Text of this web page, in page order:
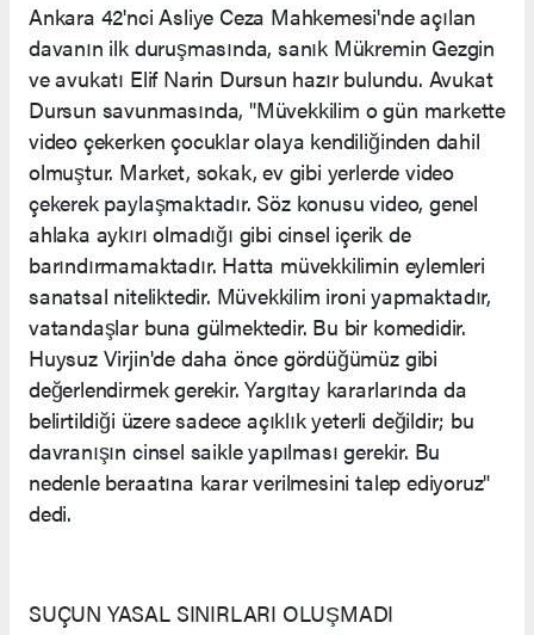
Ankara 42'nci Asliye Ceza Mahkemesi'nde açılan
davanın ilk duruşmasında, sanık Mükremin Gezgin
ve avukatı Elif Narin Dursun hazır bulundu. Avukat
Dursun savunmasında, "Müvekkilim o gün markette
video çekerken çocuklar olaya kendiliğinden dahil
olmuştur. Market, sokak, ev gibi yerlerde video
çekerek paylaşmaktadır. Söz konusu video, genel
ahlaka aykırı olmadığı gibi cinsel içerik de
barındırmamaktadır. Hatta müvekkilimin eylemleri
sanatsal niteliktedir. Müvekkilim ironi yapmaktadır,
vatandaşlar buna gülmektedir. Bu bir komedidir.
Huysuz Virjin'de daha önce gördüğümüz gibi
değerlendirmek gerekir. Yargıtay kararlarında da
belirtildiği üzere sadece açıklık yeterli değildir; bu
davranışın cinsel saikle yapılması gerekir. Bu
nedenle beraatına karar verilmesini talep ediyoruz"
dedi.
SUÇUN YASAL SINIRLARI OLUŞMADI